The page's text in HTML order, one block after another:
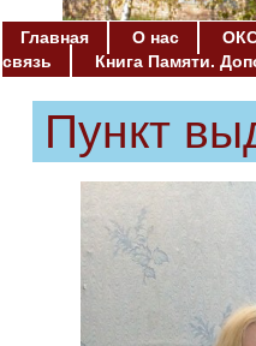
Главная О нас
связь
Книга Памяти.
Пункт